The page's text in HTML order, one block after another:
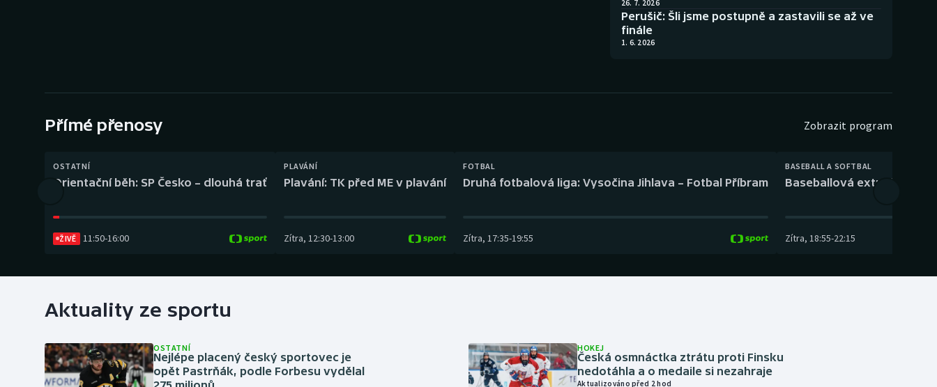
26. 7. 2026
Perušič: Šli jsme postupně a zastavili se až ve
finále
1. 6. 2026
Přímé přenosy Zobrazit program
OSTATNÍ
Orientační běh: SP Česko – dlouhá trať
ŽIVĚ 11:50-16:00
PLAVÁNÍ
Plavání: TK před ME v plavání
Zítra, 12:30-13:00
FOTBAL
Druhá fotbalová liga: Vysočina Jihlava – Fotbal Příbram
Zítra, 17:35-19:55
BASEBALL A SOFTBAL
Baseballová extraliga:
Zítra, 18:55-22:15
Aktuality ze sportu
OSTATNÍ
Nejlépe placený český sportovec je
opět Pastrňák, podle Forbesu vydělal
HOKEJ
Česká osmnáctka ztrátu proti Finsku
nedotáhla a o medaile si nezahraje
Aktualizováno před 2 hod